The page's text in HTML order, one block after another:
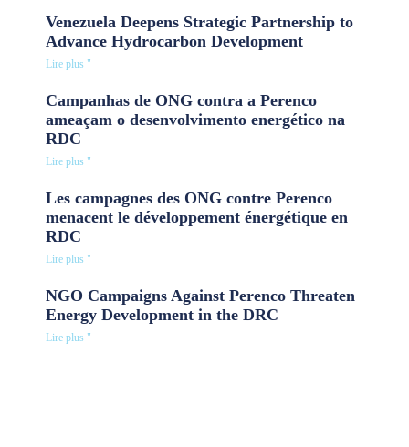
Venezuela Deepens Strategic Partnership to
Advance Hydrocarbon Development
Lire plus "
Campanhas de ONG contra a Perenco
ameaçam o desenvolvimento energético na
RDC
Lire plus "
Les campagnes des ONG contre Perenco
menacent le développement énergétique en
RDC
Lire plus "
NGO Campaigns Against Perenco Threaten
Energy Development in the DRC
Lire plus "